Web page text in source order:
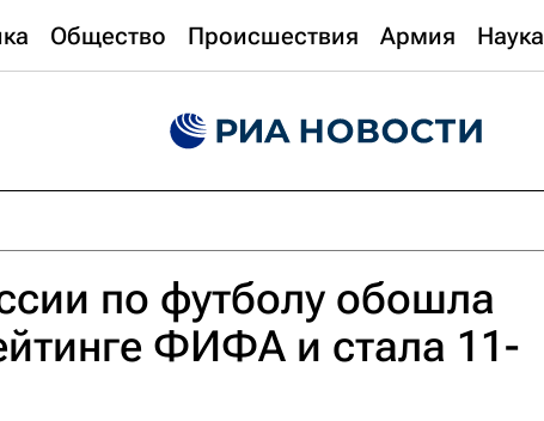
Общество Происшествия Армия Наука
по футболу обошла
ФИФА и стала 11-